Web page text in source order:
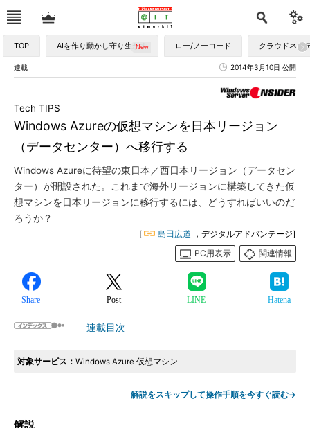
TOP AIを作り動かし守り生かす ロー/ノーコード クラウドネイ
連載 2014年3月10日 公開
Windows Azureの仮想マシンを日本リージョン
（データセンター）へ移行する
Tech TIPS
Windows Azureに待望の東日本／西日本リージョン（データセン
ター）が開設された。これまで海外リージョンに構築してきた仮
想マシンを日本リージョンに移行するには、どうすればいいのだ
ろうか？
[ 島田広道 ，デジタルアドバンテージ]
PC用表示
関連情報
Share Post LINE Hatena
連載目次
対象サービス： Windows Azure 仮想マシン
解説をスキップして操作手順を今すぐ読む→
解説